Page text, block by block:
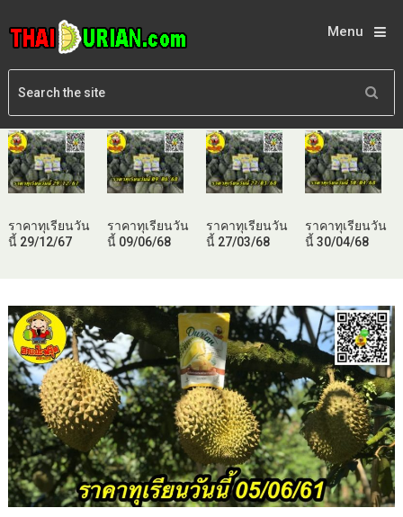
Menu
ราคาทุเรียนวัน
นี้ 29/12/67
ราคาทุเรียนวัน
นี้ 09/06/68
ราคาทุเรียนวัน
นี้ 27/03/68
ราคาทุเรียนวัน
นี้ 30/04/68